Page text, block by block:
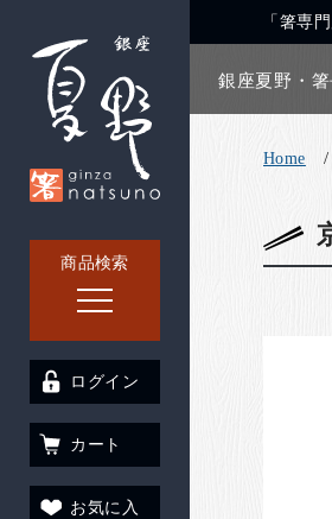
商品検索
「箸専
銀座夏野・
ログイン
カート
お気に入
Home